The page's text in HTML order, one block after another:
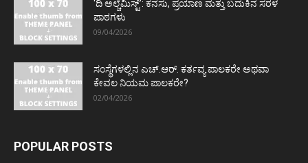
‘ದಿ ಅಲ್ಚೆಮಿಸ್ಟ್’: ಕನಸು, ಪ್ರಯಾಣ ಮತ್ತು ಬದುಕಿನ ಸರಳ
ಪಾಠಗಳು
09/04/2026
ಸಂಸ್ಥೆಗಳಲ್ಲಿನ ಎಚ್.ಆರ್. ಕರ್ತವ್ಯ ಪಾಲಕರೇ ಅಥವಾ
ಕೇವಲ ನಿಯಮ ಪಾಲಕರೇ?
02/04/2026
POPULAR POSTS